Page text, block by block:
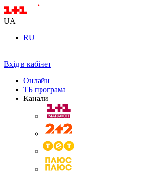
UA
RU
Вхід в кабінет
Онлайн
ТБ програма
Канали